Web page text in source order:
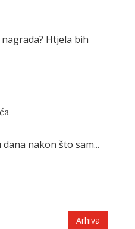
Htjela bih
nakon što sam...
Arhiva